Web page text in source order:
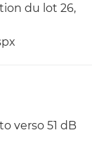
du lot 26,
verso 51 dB